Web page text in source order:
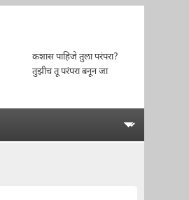
कशास पाहिजे तुला परंपरा?
तुझीच तू परंपरा बनून जा